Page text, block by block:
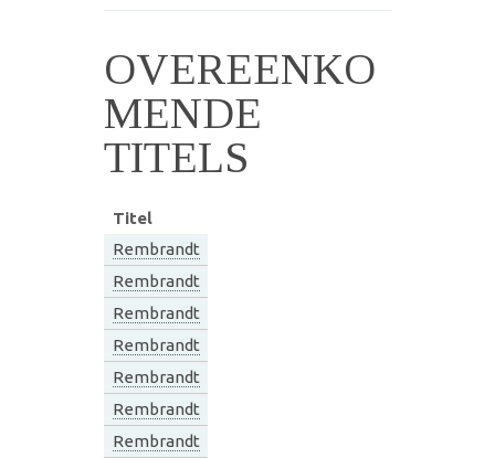
OVEREENKO
MENDE
TITELS
Titel
Rembrandt
Rembrandt
Rembrandt
Rembrandt
Rembrandt
Rembrandt
Rembrandt